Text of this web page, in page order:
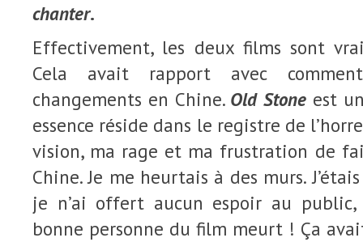
chanter.
Effectivement, les deux films sont
Cela avait rapport avec
changements en Chine. Old Stone est
essence réside dans le registre de
vision, ma rage et ma frustration de
Chine. Je me heurtais à des murs.
je n’ai offert aucun espoir au
bonne personne du film meurt ! Ça